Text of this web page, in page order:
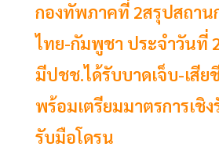
กองทัพภาคที่ 2สรุปสถา
ไทย-กัมพูชา ประจำวันที่
มีปชช.ได้รับบาดเจ็บ-เสีย
พร้อมเตรียมมาตรการเชิง
รับมือโดรน